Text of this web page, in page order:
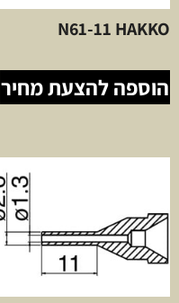
N61-11 HAKKO
הוספה להצעת מחיר